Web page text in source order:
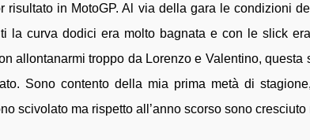
risultato in MotoGP. Al via della gara le condizioni
la curva dodici era molto bagnata e con le slick
allontanarmi troppo da Lorenzo e Valentino, questa
Sono contento della mia prima metà di
scivolato ma rispetto all’anno scorso sono cresciuto